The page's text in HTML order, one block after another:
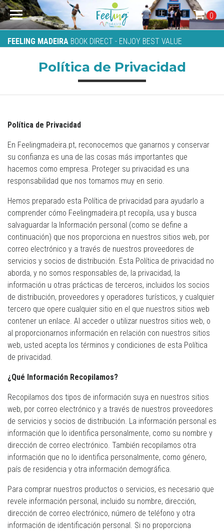
FEELING MADEIRA BOOK DIRECT - ENJOY BEST VALUE
0
Política de Privacidad
Política de Privacidad
En Feelingmadeira.pt, reconocemos que ganarnos y conservar
su confianza es una de las cosas más importantes que
hacemos como empresa. Proteger su privacidad es una
responsabilidad que nos tomamos muy en serio.
Hemos preparado esta Política de privacidad para ayudarlo a
comprender cómo Feelingmadeira.pt recopila, usa y busca
salvaguardar la Información personal (como se define a
continuación) que nos proporciona en nuestros sitios web, por
correo electrónico y a través de nuestros proveedores de
servicios y socios de distribución. Esta Política de privacidad no
aborda, y no somos responsables de, la privacidad, la
información u otras prácticas de terceros, incluidos los socios
de distribución, proveedores y operadores turísticos, y cualquier
tercero que opere cualquier sitio en el que nuestros sitios web
contener un enlace. Al acceder o utilizar nuestros sitios web, o
al proporcionarnos información en relación con nuestros sitios
web, usted acepta los términos y condiciones de esta Política
de privacidad.
¿Qué Información Recopilamos?
Recopilamos dos tipos de información suya en nuestros sitios
web, por correo electrónico y a través de nuestros proveedores
de servicios y socios de distribución. La información personal es
información que lo identifica personalmente, como su nombre y
dirección de correo electrónico. También recopilamos otra
información que no lo identifica personalmente, como género,
país de residencia y otra información demográfica.
Para comprar nuestros productos o servicios, es necesario que
revele información personal, incluido su nombre, dirección,
dirección de correo electrónico, número de teléfono y otra
información de identificación personal. Si no proporciona